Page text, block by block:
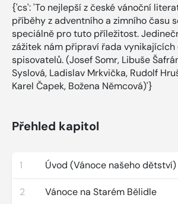
{'cs': 'To nejlepší z české vánoční
příběhy z adventního a zimního času
speciálně pro tuto příležitost.
zážitek nám připraví řada vynikajících
spisovatelů. (Josef Somr, Libuše
Syslová, Ladislav Mrkvička, Rudolf
Karel Čapek, Božena Němcová)'}
Přehled kapitol
1 Úvod (Vánoce našeho dětství)
2 Vánoce na Starém Bělidle